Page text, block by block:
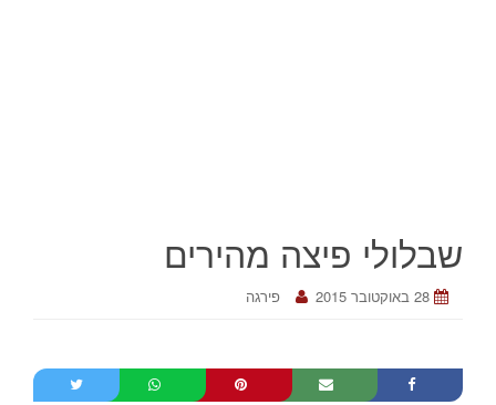
שבלולי פיצה מהירים
28 באוקטובר 2015 פירגה